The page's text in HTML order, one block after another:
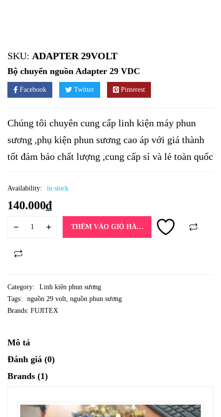
SKU: ADAPTER 29VOLT
Bộ chuyển nguồn Adapter 29 VDC
Facebook Twitter Pinterest
Chúng tôi chuyên cung cấp linh kiện máy phun
sương ,phụ kiện phun sương cao áp với giá thành
tốt đảm bảo chất lượng ,cung cấp sỉ và lẻ toàn quốc
Availability: in stock
140.000₫
THÊM VÀO GIỎ HÀNG
Category:
Linh kiện phun sương
Tags:
nguồn 29 volt, nguồn phun sương
Brands: FUJITEX
Mô tả
Đánh giá (0)
Brands (1)